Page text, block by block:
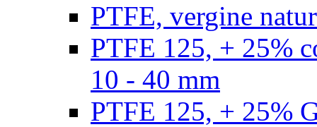
PTFE, vergine
PTFE 125, + 25%
10 - 40 mm
PTFE 125, + 25%